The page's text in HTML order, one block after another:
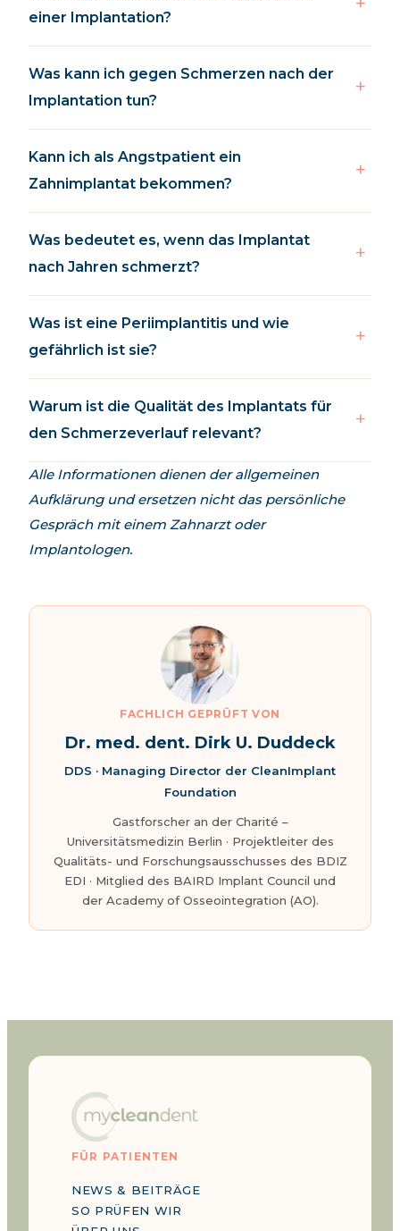
einer Implantation?
Was kann ich gegen Schmerzen nach der
Implantation tun?
Kann ich als Angstpatient ein
Zahnimplantat bekommen?
Was bedeutet es, wenn das Implantat
nach Jahren schmerzt?
Was ist eine Periimplantitis und wie
gefährlich ist sie?
Warum ist die Qualität des Implantats für
den Schmerzeverlauf relevant?
Alle Informationen dienen der allgemeinen
Aufklärung und ersetzen nicht das persönliche
Gespräch mit einem Zahnarzt oder
Implantologen.
FACHLICH GEPRÜFT VON
Dr. med. dent. Dirk U. Duddeck
DDS · Managing Director der CleanImplant
Foundation
Gastforscher an der Charité –
Universitätsmedizin Berlin · Projektleiter des
Qualitäts- und Forschungsausschusses des BDIZ
EDI · Mitglied des BAIRD Implant Council und
der Academy of Osseointegration (AO).
FÜR PATIENTEN
NEWS & BEITRÄGE
SO PRÜFEN WIR